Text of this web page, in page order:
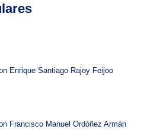
Enrique Santiago Rajoy Feijoo
Francisco Manuel Ordóñez Armán